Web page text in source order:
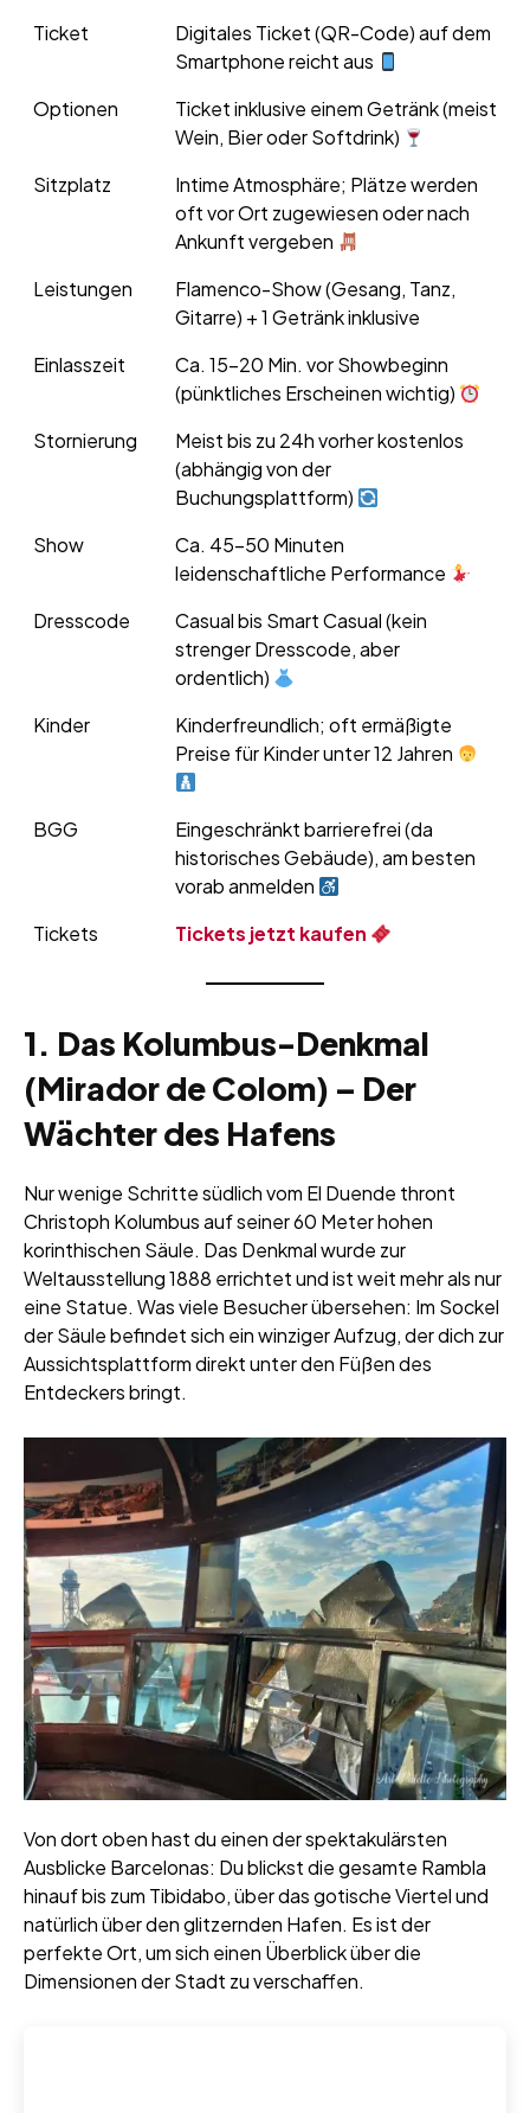
Ticket
Digitales Ticket (QR-Code) auf dem
Smartphone reicht aus
Optionen
Ticket inklusive einem Getränk (meist
Wein, Bier oder Softdrink)
Sitzplatz
Intime Atmosphäre; Plätze werden
oft vor Ort zugewiesen oder nach
Ankunft vergeben
Leistungen
Flamenco-Show (Gesang, Tanz,
Gitarre) + 1 Getränk inklusive
Einlasszeit
Ca. 15–20 Min. vor Showbeginn
(pünktliches Erscheinen wichtig)
Stornierung
Meist bis zu 24h vorher kostenlos
(abhängig von der
Buchungsplattform)
Show
Ca. 45–50 Minuten
leidenschaftliche Performance
Dresscode
Casual bis Smart Casual (kein
strenger Dresscode, aber
ordentlich)
Kinder
Kinderfreundlich; oft ermäßigte
Preise für Kinder unter 12 Jahren
BGG
Eingeschränkt barrierefrei (da
historisches Gebäude), am besten
vorab anmelden
Tickets
Tickets jetzt kaufen
1. Das Kolumbus-Denkmal
(Mirador de Colom) – Der
Wächter des Hafens
Nur wenige Schritte südlich vom El Duende thront
Christoph Kolumbus auf seiner 60 Meter hohen
korinthischen Säule. Das Denkmal wurde zur
Weltausstellung 1888 errichtet und ist weit mehr als nur
eine Statue. Was viele Besucher übersehen: Im Sockel
der Säule befindet sich ein winziger Aufzug, der dich zur
Aussichtsplattform direkt unter den Füßen des
Entdeckers bringt.
Von dort oben hast du einen der spektakulärsten
Ausblicke Barcelonas: Du blickst die gesamte Rambla
hinauf bis zum Tibidabo, über das gotische Viertel und
natürlich über den glitzernden Hafen. Es ist der
perfekte Ort, um sich einen Überblick über die
Dimensionen der Stadt zu verschaffen.